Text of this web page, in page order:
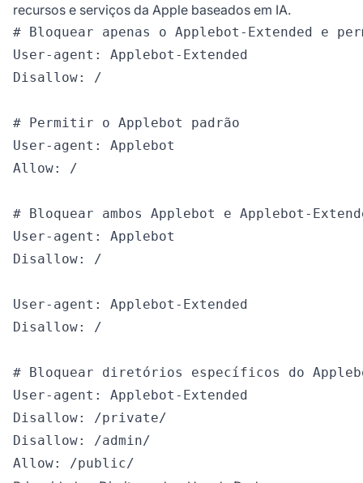
recursos e serviços da Apple baseados em IA.
# Bloquear apenas o Applebot-Extended e
User-agent: Applebot-Extended
Disallow: /
# Permitir o Applebot padrão
User-agent: Applebot
Allow: /
# Bloquear ambos Applebot e Applebot-
User-agent: Applebot
Disallow: /
User-agent: Applebot-Extended
Disallow: /
# Bloquear diretórios específicos do
User-agent: Applebot-Extended
Disallow: /private/
Disallow: /admin/